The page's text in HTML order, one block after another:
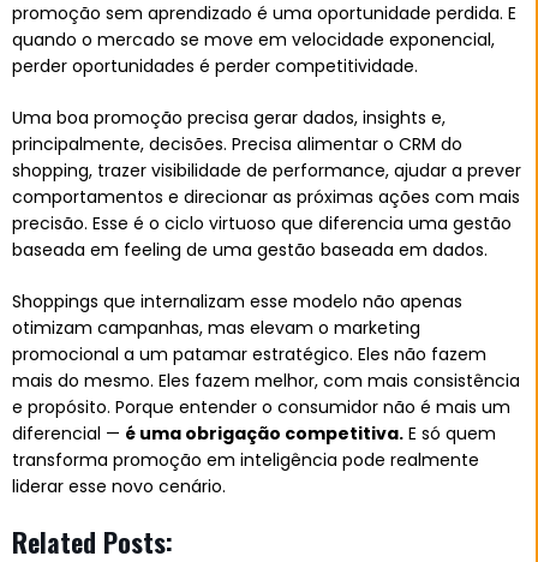
promoção sem aprendizado é uma oportunidade perdida. E
quando o mercado se move em velocidade exponencial,
perder oportunidades é perder competitividade.
Uma boa promoção precisa gerar dados, insights e,
principalmente, decisões. Precisa alimentar o CRM do
shopping, trazer visibilidade de performance, ajudar a prever
comportamentos e direcionar as próximas ações com mais
precisão. Esse é o ciclo virtuoso que diferencia uma gestão
baseada em feeling de uma gestão baseada em dados.
Shoppings que internalizam esse modelo não apenas
otimizam campanhas, mas elevam o marketing
promocional a um patamar estratégico. Eles não fazem
mais do mesmo. Eles fazem melhor, com mais consistência
e propósito. Porque entender o consumidor não é mais um
diferencial — é uma obrigação competitiva. E só quem
transforma promoção em inteligência pode realmente
liderar esse novo cenário.
Related Posts: